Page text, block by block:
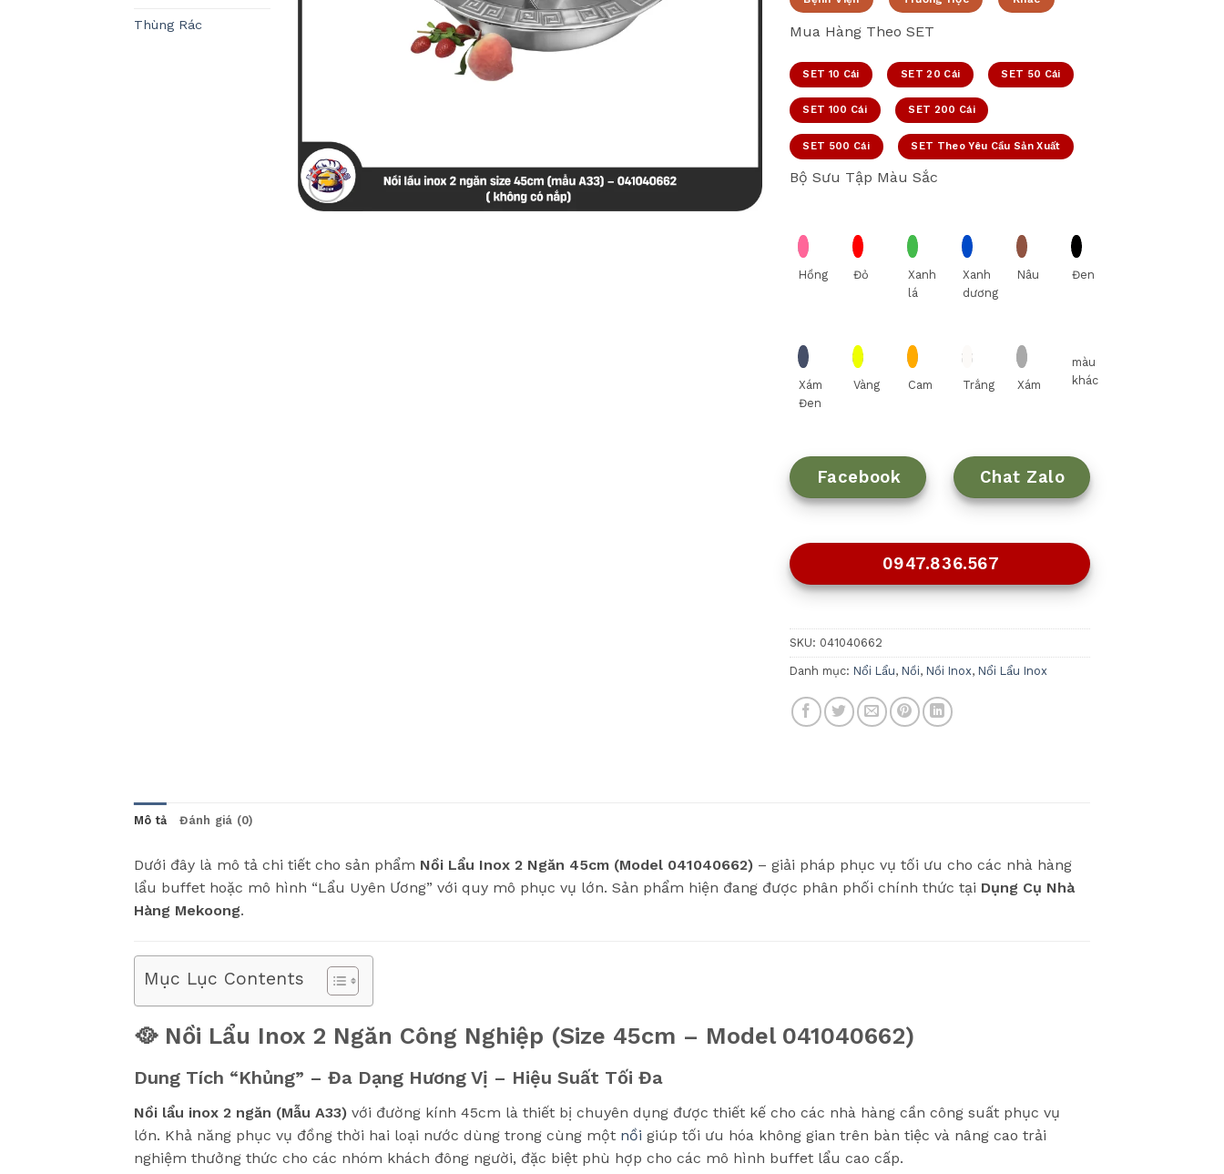
Thùng Rác Mua Hàng Theo SET
SET 10 Cái SET 20 Cái SET 50 Cái
SET 100 Cái SET 200 Cái
SET 500 Cái SET Theo Yêu Cầu Sản Xuất
Bộ Sưu Tập Màu Sắc
Hồng Đỏ
Xanh
lá
Xanh
dương
Nâu Đen
Xám
Đen
Vàng Cam Trắng Xám
màu
khác
Facebook Chat Zalo
0947.836.567
SKU: 041040662
Danh mục: Nổi Lẩu, Nồi, Nồi Inox, Nổi Lẩu Inox
Mô tả Đánh giá (0)
Dưới đây là mô tả chi tiết cho sản phẩm Nồi Lẩu Inox 2 Ngăn 45cm (Model 041040662) – giải pháp phục vụ tối ưu cho các nhà hàng
lẩu buffet hoặc mô hình “Lẩu Uyên Ương” với quy mô phục vụ lớn. Sản phẩm hiện đang được phân phối chính thức tại Dụng Cụ Nhà
Hàng Mekoong.
Mục Lục Contents
🥘 Nồi Lẩu Inox 2 Ngăn Công Nghiệp (Size 45cm – Model 041040662)
Dung Tích “Khủng” – Đa Dạng Hương Vị – Hiệu Suất Tối Đa
Nồi lẩu inox 2 ngăn (Mẫu A33) với đường kính 45cm là thiết bị chuyên dụng được thiết kế cho các nhà hàng cần công suất phục vụ
lớn. Khả năng phục vụ đồng thời hai loại nước dùng trong cùng một nồi giúp tối ưu hóa không gian trên bàn tiệc và nâng cao trải
nghiệm thưởng thức cho các nhóm khách đông người, đặc biệt phù hợp cho các mô hình buffet lẩu cao cấp.